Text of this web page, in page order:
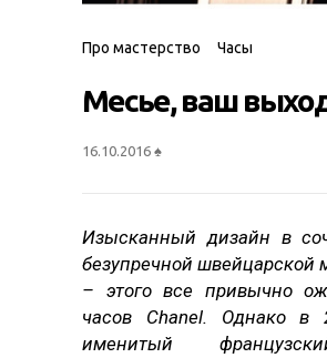
Про мастерство Часы
Месье, ваш
16.10.2016 ♠
Изысканный дизайн в
безупречной швейцарской
– этого все привычно
часов Chanel. Однако в
именитый